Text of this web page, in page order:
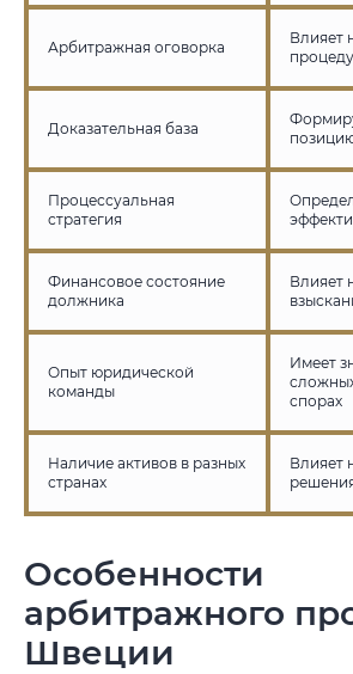
Арбитражная оговорка
Влияет
Доказательная база
Процессуальная
стратегия
Финансовое состояние
должника
Влияет
Опыт юридической
команды
Имеет
спорах
Наличие активов в разных
странах
Влияет
Особенности
арбитражного
Швеции